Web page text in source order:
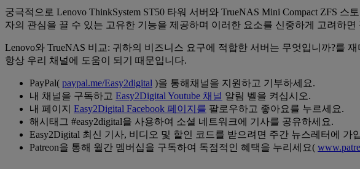
궁극적으로 Lenovo ThinkSystem ST50 타워 서버와 TrueNAS Mini Compact ZFS
자의 관심을 끌 수 있는 고유한 기능을 제공하며 이러한 요소를 신중하게 고려하
Lenovo와 TrueNAS 비교: 귀하의 비즈니스 요구에 적합한 서버는 무엇입니까?를
항상 우리 채널에 도움이 되기 때문입니다.
PayPal( paypal.me/Easy2digital )을 통해채널을 지원하고 기부하세요.
내 채널을 구독하고 Easy2Digital Youtube 채널 알림 벨을 켜십시오.
내 페이지 Easy2Digital Facebook 페이지를 팔로우하고 좋아요를 누르세요.
해시태그 #easy2digital을 사용하여 소셜 네트워크에 기사를 공유하세요.
Easy2Digital 최신 기사, 비디오 및 할인 코드를 받으려면 주간 뉴스레터에 가
Patreon을 통해 월간 멤버십을 구독하여 독점적인 혜택을 누리세요(